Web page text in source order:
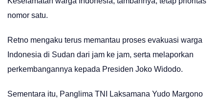
nomor satu.
Retno mengaku terus memantau proses evakuasi warga
Indonesia di Sudan dari jam ke jam, serta melaporkan
perkembangannya kepada Presiden Joko Widodo.
Sementara itu, Panglima TNI Laksamana Yudo Margono